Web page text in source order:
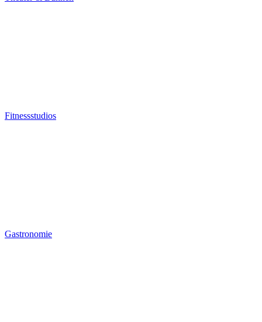
Fitnessstudios
Gastronomie